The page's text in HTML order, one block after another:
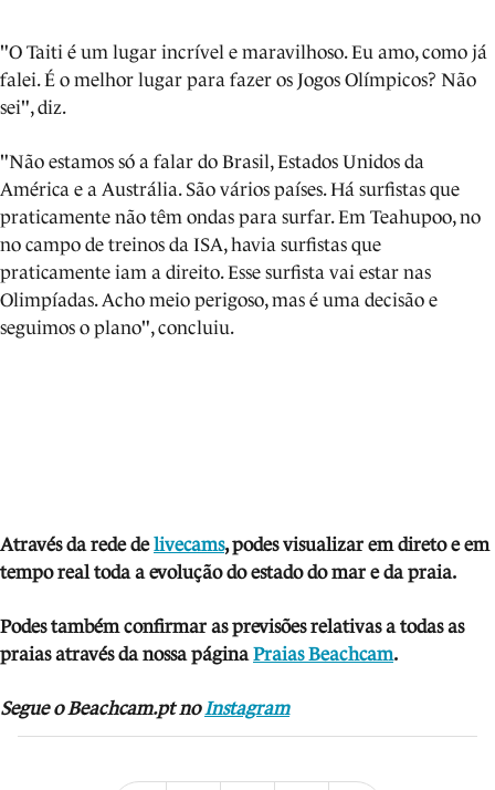
"O Taiti é um lugar incrível e maravilhoso. Eu amo, como já
falei. É o melhor lugar para fazer os Jogos Olímpicos? Não
sei", diz.
"Não estamos só a falar do Brasil, Estados Unidos da
América e a Austrália. São vários países. Há surfistas que
praticamente não têm ondas para surfar. Em Teahupoo, no
no campo de treinos da ISA, havia surfistas que
praticamente iam a direito. Esse surfista vai estar nas
Olimpíadas. Acho meio perigoso, mas é uma decisão e
seguimos o plano", concluiu.
Através da rede delivecams, podes visualizar em direto e em
tempo real toda a evolução do estado do mar e da praia.
Podes também confirmar as previsões relativas a todas as
praias através da nossa páginaPraias Beachcam.
Segue o Beachcam.pt no Instagram